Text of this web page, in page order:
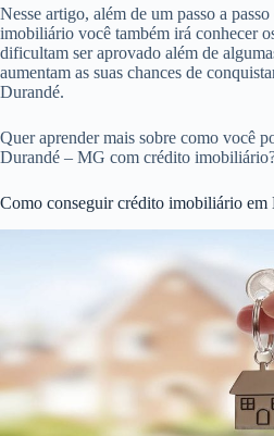
Nesse artigo, além de um passo a
imobiliário você também irá conhecer
dificultam ser aprovado além de
aumentam as suas chances de
Durandé.
Quer aprender mais sobre como você
Durandé – MG com crédito
Como conseguir crédito imobiliário em